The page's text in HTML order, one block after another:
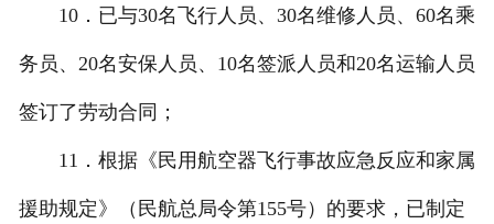
10．已与30名飞行人员、30名维修人员、60名乘
务员、20名安保人员、10名签派人员和20名运输人员
签订了劳动合同；
11．根据《民用航空器飞行事故应急反应和家属
援助规定》（民航总局令第155号）的要求，已制定